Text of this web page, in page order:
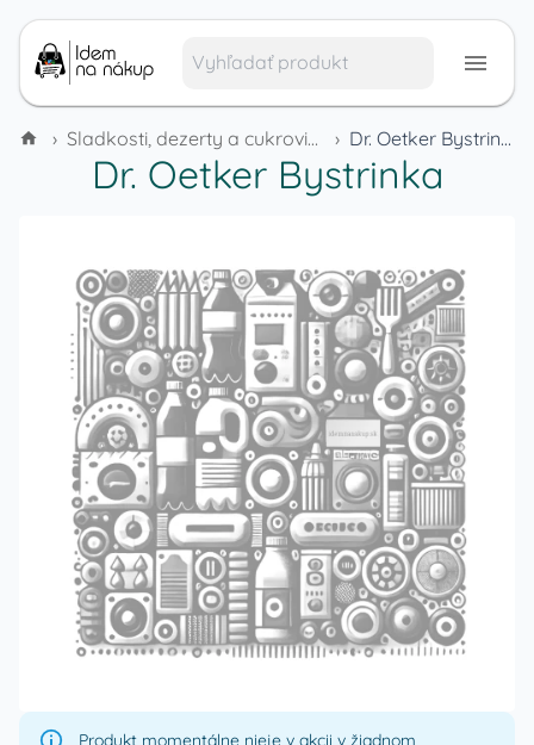
› Sladkosti, dezerty a cukrovinky › Dr. Oetker Bystrinka
Dr. Oetker Bystrinka
Produkt momentálne nieje v akcii v žiadnom